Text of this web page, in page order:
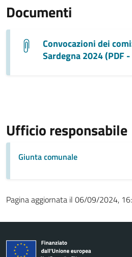
Documenti
Convocazioni dei
Sardegna 2024 (PDF
Ufficio responsabile
Giunta comunale
Pagina aggiornata il 06/09/2024,